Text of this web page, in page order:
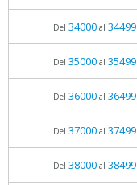
Del 34000al 34499
Del 35000al 35499
Del 36000al 36499
Del 37000al 37499
Del 38000al 38499